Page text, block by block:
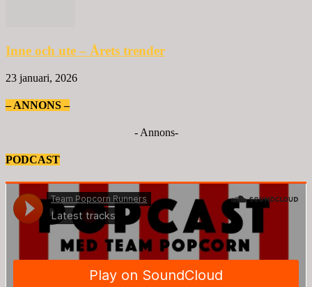
Inne och ute – Årets trender
23 januari, 2026
– ANNONS –
- Annons-
PODCAST